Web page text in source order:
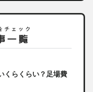
くらくらい？足場費